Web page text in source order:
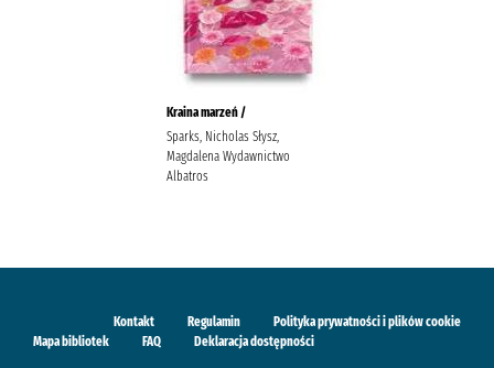
Kraina marzeń /
Sparks, Nicholas Słysz,
Magdalena Wydawnictwo
Albatros
Kontakt Regulamin
Polityka prywatności i plików cookie
Mapa bibliotek
FAQ Deklaracja dostępności